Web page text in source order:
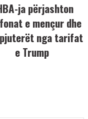
ja përjashton
e mençur dhe
nga tarifat
e Trump